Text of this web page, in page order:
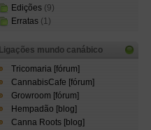
Edições (9)
Erratas (1)
Ligações mundo canábico
Tricomaria [fórum]
CannabisCafe [fórum]
Growroom [fórum]
Hempadão [blog]
Canna Roots [blog]